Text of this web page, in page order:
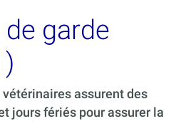
garde
assurent des
jours fériés pour assurer la